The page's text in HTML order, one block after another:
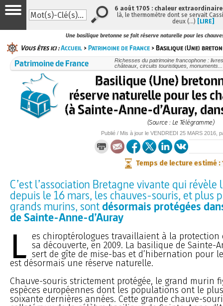
Une basilique bretonne se fait réserve naturelle pour les
Vous êtes ici :Accueil >Patrimoine de France > Basilique (Une)
Patrimoine de France
Richesses du patrimoine francophone :
châteaux, circuits touristiques, monuments...
Basilique (Une)
réserve naturelle pour les
(à Sainte-Anne-d’Auray,
(Source : Le Télégramme)
Publié / Mis à jour le VENDREDI 25 MARS 2016,
Temps de lecture estimé :
C’est l’association Bretagne vivante qui révèle
depuis le 16 mars, les chauves-souris, et plus
grands murins, sontdésormais protégées
de Sainte-Anne-d’Auray
L es chiroptérologues travaillaient à la protection
sa découverte, en 2009. La basilique de Sainte-
sert de gîte de mise-bas et d’hibernation pour
est désormais une réserve naturelle.
Chauve-souris strictement protégée, le grand murin
espèces européennes dont les populations ont le plus
soixante dernières années. Cette grande chauve-
6 août 1705 : chaleur
là, le thermomètre dont se servait
deux (…) [LIRE]